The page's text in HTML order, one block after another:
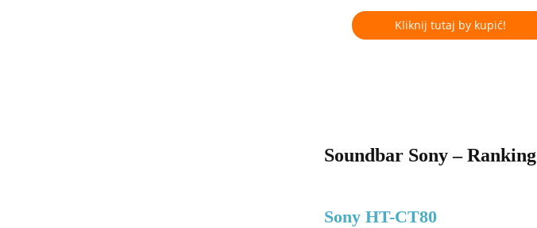
Kliknij tutaj by kupić!
Soundbar Sony – Ranking
Sony HT-CT80